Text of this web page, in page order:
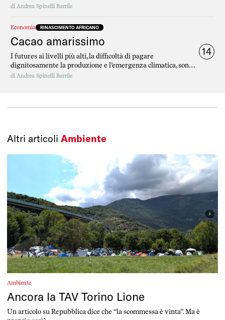
di Andrea Spinelli Barrile
Economia RINASCIMENTO AFRICANO
Cacao amarissimo
I futures ai livelli più alti, la difficoltà di pagare
dignitosamente la produzione e l’emergenza climatica, sono
le tre bombe a orologeria che stanno esplodendo nel mercato
di Andrea Spinelli Barrile
14
Altri articoli Ambiente
Ambiente
Ancora la TAV Torino Lione
Un articolo su Repubblica dice che “la scommessa è vinta”. Ma è